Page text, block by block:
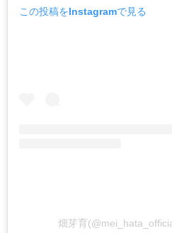
この投稿をInstagramで見る
畑芽育